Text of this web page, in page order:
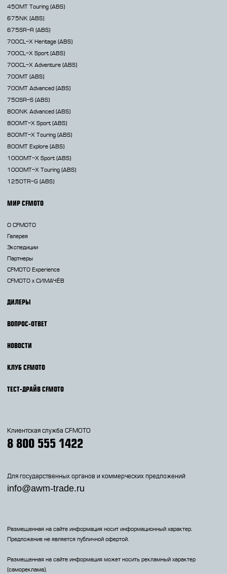
450MT Touring (ABS)
675NK (ABS)
675SR-R (ABS)
700CL-X Heritage (ABS)
700CL-X Sport (ABS)
700CL-X Adventure (ABS)
700MT (ABS)
700MT Advanced (ABS)
750SR-S (ABS)
800NK Advanced (ABS)
800MT-X Sport (ABS)
800MT-X Touring (ABS)
800MT Explore (ABS)
1000MT-X Sport (ABS)
1000MT-X Touring (ABS)
1250TR-G (ABS)
МИР CFMOTO
О CFMOTO
Галерея
Экспедиции
Партнеры
CFMOTO Experience
CFMOTO х СИМАЧЁВ
ДИЛЕРЫ
ВОПРОС-ОТВЕТ
НОВОСТИ
КЛУБ CFMOTO
ТЕСТ-ДРАЙВ CFMOTO
Клиентская служба CFMOTO
8 800 555 1422
Для государственных органов и коммерческих предложений
info@awm-trade.ru
Размещенная на сайте информация носит информационный характер.
Предложение не является публичной офертой.
Размещенная на сайте информация может носить рекламный характер
(самореклама).